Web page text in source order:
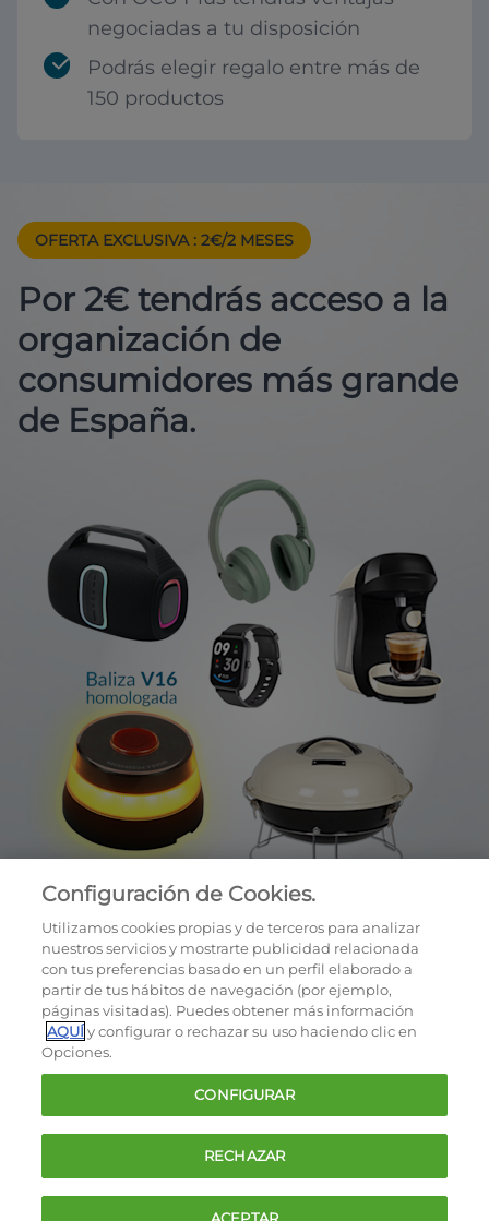
negociadas a tu disposición
Podrás elegir regalo entre más de
150 productos
OFERTA EXCLUSIVA : 2€/2 MESES
Por 2€ tendrás acceso a la
organización de
consumidores más grande
de España.
Cookies
Política de privacidad
Términos y condiciones de la oferta
Contacto
FAQ
Configuración de Cookies.
Utilizamos cookies propias y de terceros para analizar
nuestros servicios y mostrarte publicidad relacionada
con tus preferencias basado en un perfil elaborado a
partir de tus hábitos de navegación (por ejemplo,
páginas visitadas). Puedes obtener más información
AQUÍy configurar o rechazar su uso haciendo clic en
Opciones.
CONFIGURAR
RECHAZAR